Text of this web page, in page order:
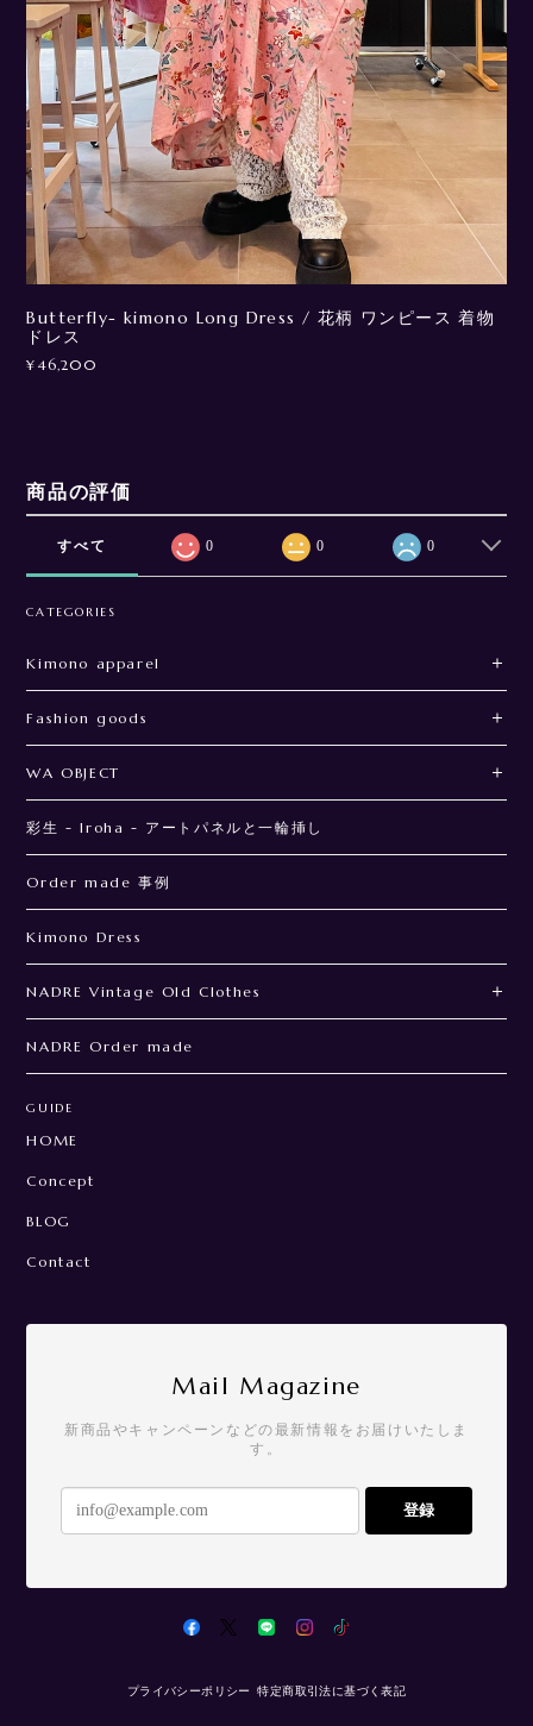
Butterfly- kimono Long Dress / 花柄 ワンピース 着物
ドレス
¥46,200
商品の評価
すべて 0 0 0
CATEGORIES
Kimono apparel
Fashion goods
WA OBJECT
彩生 - Iroha - アートパネルと一輪挿し
Order made 事例
Kimono Dress
NADRE Vintage Old Clothes
NADRE Order made
GUIDE
HOME
Concept
BLOG
Contact
Mail Magazine
新商品やキャンペーンなどの最新情報をお届けいたしま
す。
登録
プライバシーポリシー 特定商取引法に基づく表記